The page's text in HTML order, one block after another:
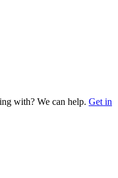
with? We can help. Get in